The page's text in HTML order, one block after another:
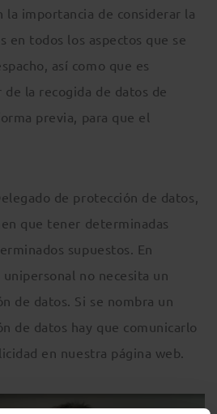
la importancia de considerar la
en todos los aspectos que se
así como que es
la recogida de datos de
previa, para que el
de protección de datos,
que tener determinadas
supuestos. En
no necesita un
de datos. Si se nombra un
de datos hay que comunicarlo
en nuestra página web.